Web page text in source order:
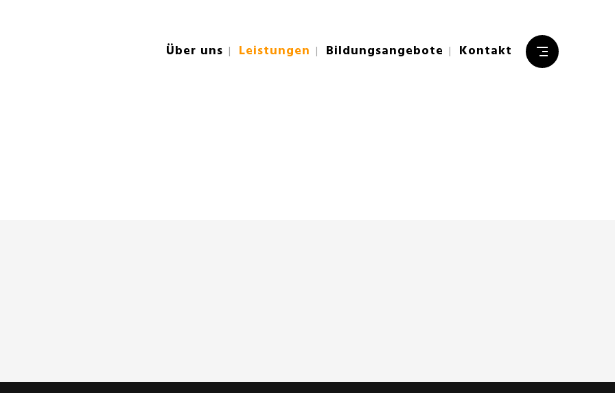
Über uns Leistungen Bildungsangebote Kontakt